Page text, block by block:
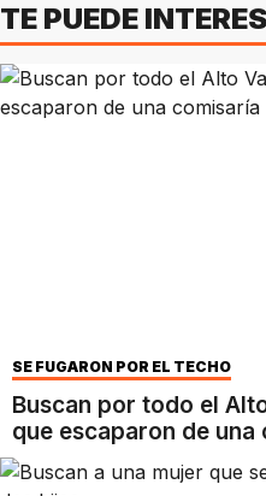
TE PUEDE
SE FUGARON POR EL TECHO
Buscan por todo el
que escaparon de una